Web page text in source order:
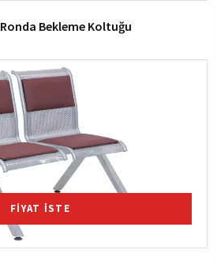
Ronda Bekleme Koltuğu
FİYAT İSTE